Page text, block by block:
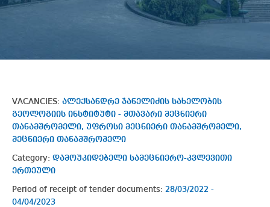
VACANCIES: ალექსანდრე ჯანელიძის სახელობის
გეოლოგიის ინსტიტუტი - მთავარი მეცნიერი
თანამშრომელი, უფროსი მეცნიერი თანამშრომელი,
მეცნიერი თანამშრომელი
Category: დამოუკიდებელი სამეცნიერო-კვლევითი
ერთეული
Period of receipt of tender documents: 28/03/2022 -
04/04/2023